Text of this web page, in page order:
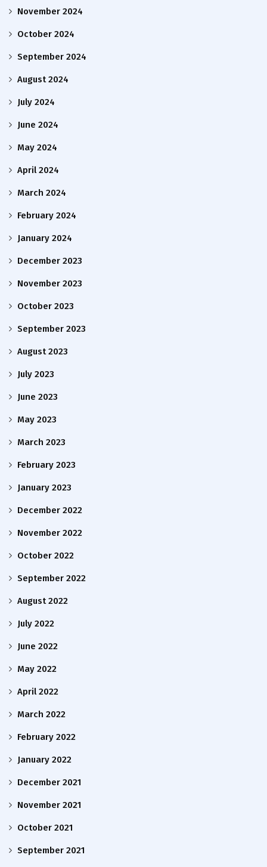
November 2024
October 2024
September 2024
August 2024
July 2024
June 2024
May 2024
April 2024
March 2024
February 2024
January 2024
December 2023
November 2023
October 2023
September 2023
August 2023
July 2023
June 2023
May 2023
March 2023
February 2023
January 2023
December 2022
November 2022
October 2022
September 2022
August 2022
July 2022
June 2022
May 2022
April 2022
March 2022
February 2022
January 2022
December 2021
November 2021
October 2021
September 2021